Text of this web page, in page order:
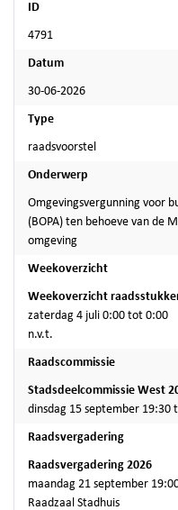
ID
4791
Datum
30-06-2026
Type
raadsvoorstel
Onderwerp
Omgevingsvergunning voor
(BOPA) ten behoeve van de
omgeving
Weekoverzicht
Weekoverzicht
zaterdag 4 juli 0:00 tot 0:00
n.v.t.
Raadscommissie
Stadsdeelcommissie West
dinsdag 15 september 19:30
Raadsvergadering
Raadsvergadering 2026
maandag 21 september
Raadzaal Stadhuis